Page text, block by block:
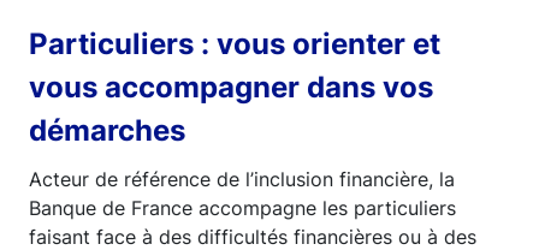
Particuliers : vous orienter et
vous accompagner dans vos
démarches
Acteur de référence de l’inclusion financière, la
Banque de France accompagne les particuliers
faisant face à des difficultés financières ou à des